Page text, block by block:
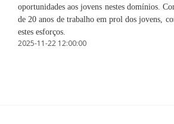
oportunidades aos jovens nestes domínios.
de 20 anos de trabalho em prol dos jovens,
estes esforços.
2025-11-22 12:00:00